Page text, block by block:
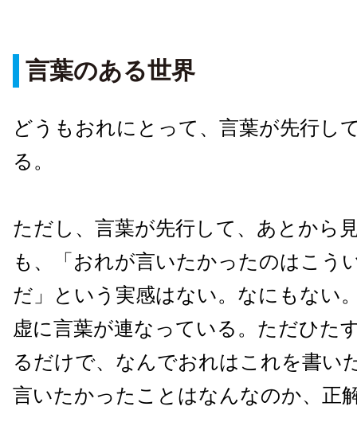
言葉のある世界
どうもおれにとって、言葉が先行し
る。
ただし、言葉が先行して、あとから
も、「おれが言いたかったのはこう
だ」という実感はない。なにもない
虚に言葉が連なっている。ただひた
るだけで、なんでおれはこれを書い
言いたかったことはなんなのか、正